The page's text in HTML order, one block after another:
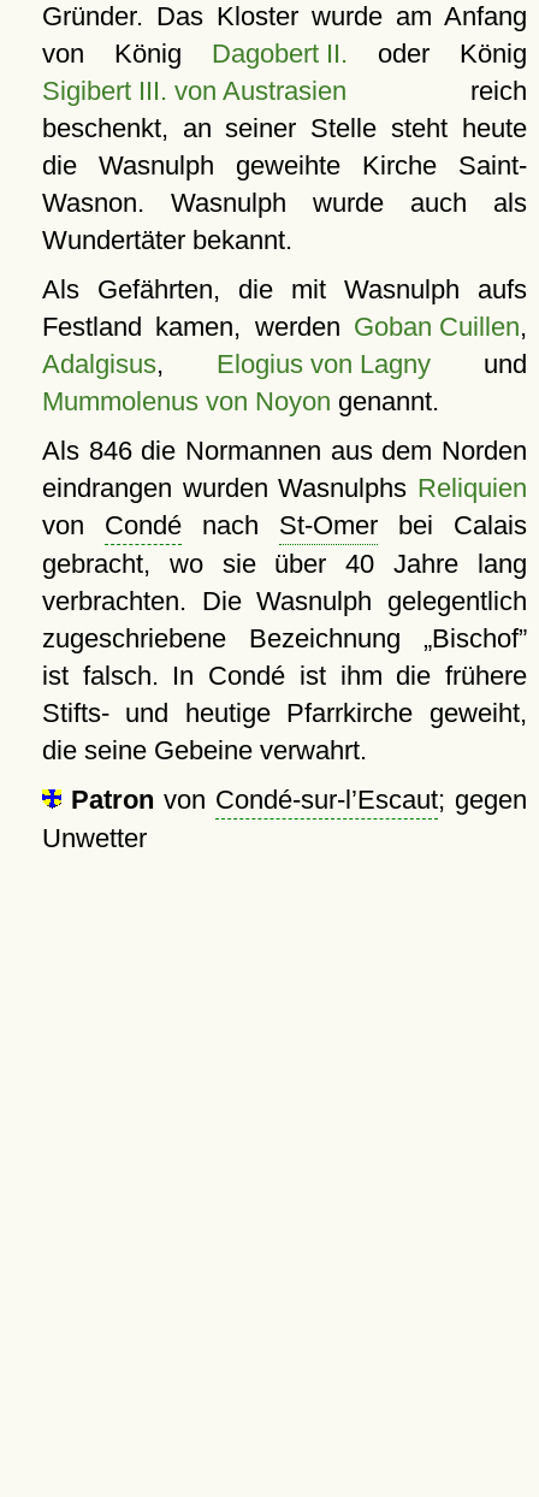
Gründer. Das Kloster wurde am Anfang
von König Dagobert II. oder König
Sigibert III. von Austrasien reich
beschenkt, an seiner Stelle steht heute
die Wasnulph geweihte Kirche Saint-
Wasnon. Wasnulph wurde auch als
Wundertäter bekannt.
Als Gefährten, die mit Wasnulph aufs
Festland kamen, werden Goban Cuillen,
Adalgisus, Elogius von Lagnyund
Mummolenus von Noyon genannt.
Als 846 die Normannen aus dem Norden
eindrangen wurden Wasnulphs Reliquien
von Condénach St-Omerbei Calais
gebracht, wo sie über 40 Jahre lang
verbrachten. Die Wasnulph gelegentlich
zugeschriebene Bezeichnung
Bischof
ist falsch. In Condé ist ihm die frühere
Stifts- und heutige Pfarrkirche geweiht,
die seine Gebeine verwahrt.
Patron von Condé-sur-l’Escaut; gegen
Unwetter